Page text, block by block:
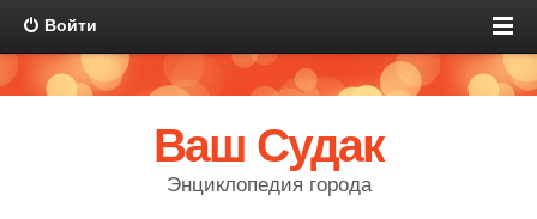
Войти
Ваш Судак
Энциклопедия города